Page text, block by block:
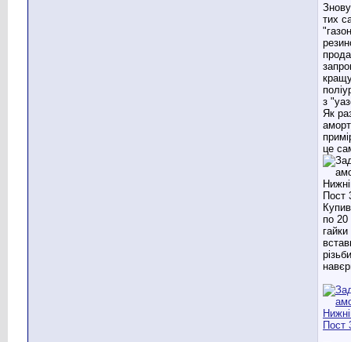
тих
з
Як
це
по 20